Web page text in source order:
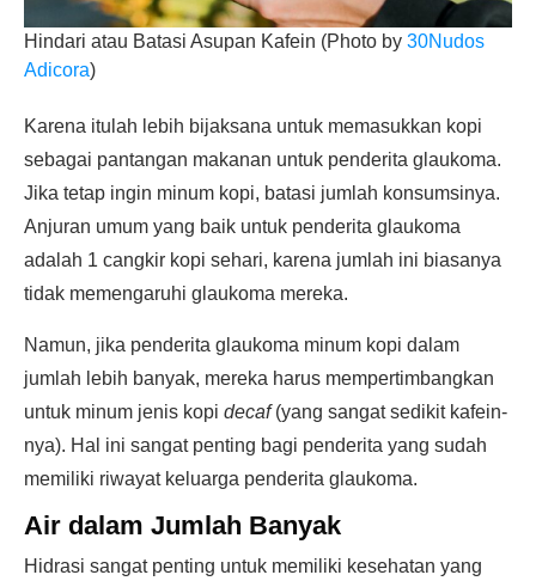
Hindari atau Batasi Asupan Kafein (Photo by 30Nudos
Adicora)
Karena itulah lebih bijaksana untuk memasukkan kopi
sebagai pantangan makanan untuk penderita glaukoma.
Jika tetap ingin minum kopi, batasi jumlah konsumsinya.
Anjuran umum yang baik untuk penderita glaukoma
adalah 1 cangkir kopi sehari, karena jumlah ini biasanya
tidak memengaruhi glaukoma mereka.
Namun, jika penderita glaukoma minum kopi dalam
jumlah lebih banyak, mereka harus mempertimbangkan
untuk minum jenis kopi decaf(yang sangat sedikit kafein-
nya). Hal ini sangat penting bagi penderita yang sudah
memiliki riwayat keluarga penderita glaukoma.
Air dalam Jumlah Banyak
Hidrasi sangat penting untuk memiliki kesehatan yang